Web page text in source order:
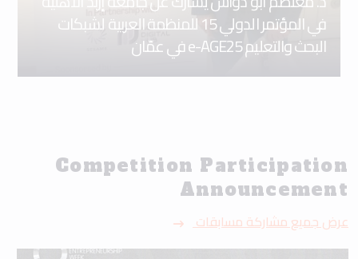
في المؤتمر الدولي 15 للمنظمة العربية لشبكات
البحث والتعليم e-AGE25 في عمّان
Competition Participation
Announcement
عرض جميع مشاركة مسابقات